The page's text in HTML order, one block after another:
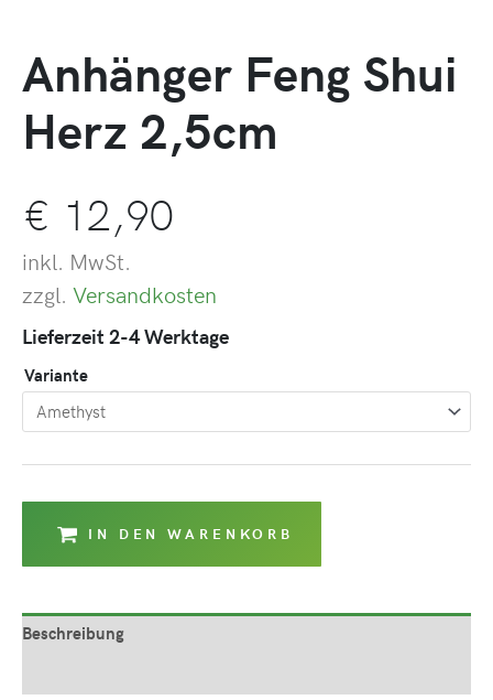
Anhänger Feng Shui
Herz 2,5cm
€ 12,90
inkl. MwSt.
zzgl. Versandkosten
Lieferzeit 2-4 Werktage
Variante
IN DEN WARENKORB
Beschreibung